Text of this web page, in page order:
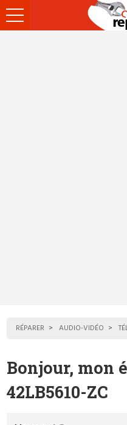
Ouvrir
le
RÉPARER AUDIO-VIDÉO
Bonjour, mon
42LB5610-ZC